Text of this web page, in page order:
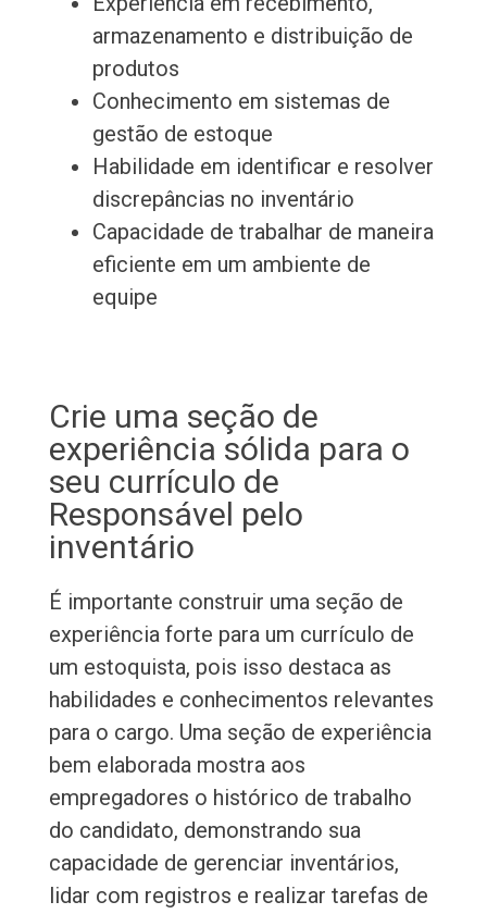
armazenamento e distribuição de
produtos
Conhecimento em sistemas de
gestão de estoque
Habilidade em identificar e resolver
discrepâncias no inventário
Capacidade de trabalhar de maneira
eficiente em um ambiente de
equipe
Crie uma seção de
experiência sólida para o
seu currículo de
Responsável pelo
inventário
É importante construir uma seção de
experiência forte para um currículo de
um estoquista, pois isso destaca as
habilidades e conhecimentos relevantes
para o cargo. Uma seção de experiência
bem elaborada mostra aos
empregadores o histórico de trabalho
do candidato, demonstrando sua
capacidade de gerenciar inventários,
lidar com registros e realizar tarefas de